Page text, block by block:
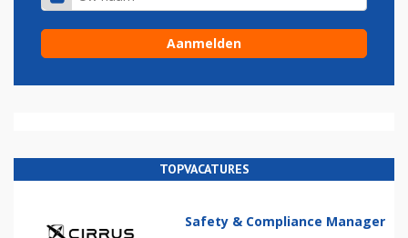
TOPVACATURES
Safety & Compliance Manager